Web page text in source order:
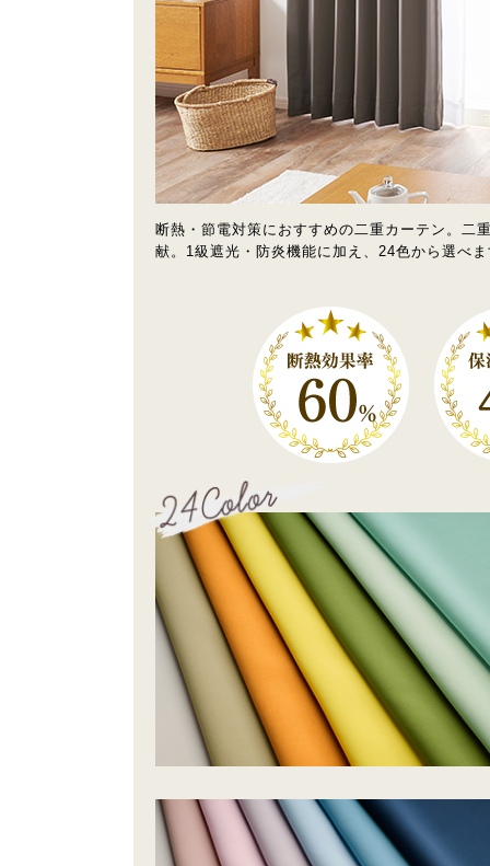
断熱・節電対策におすすめの二重カーテン。二
献。1級遮光・防炎機能に加え、24色から選べ